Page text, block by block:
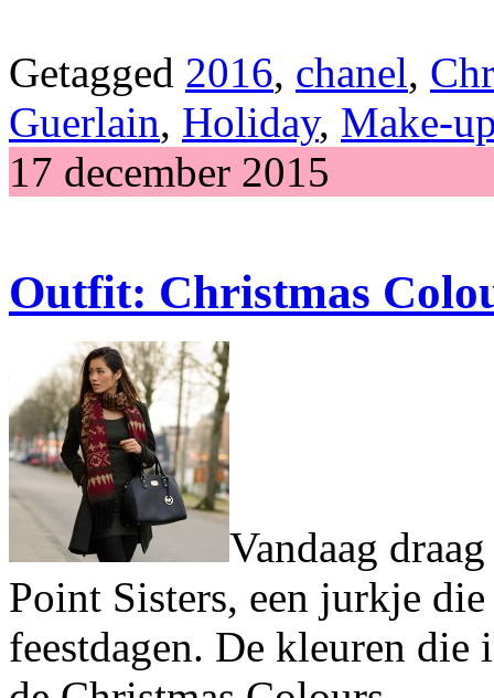
Getagged 2016, chanel,
Guerlain, Holiday, Make-
17 december 2015
Outfit: Christmas
Vandaag
Point Sisters, een jurkje
feestdagen. De kleuren